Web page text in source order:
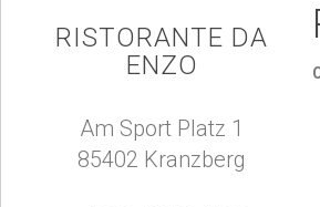
RISTORANTE DA
ENZO
Am Sport Platz 1
85402 Kranzberg